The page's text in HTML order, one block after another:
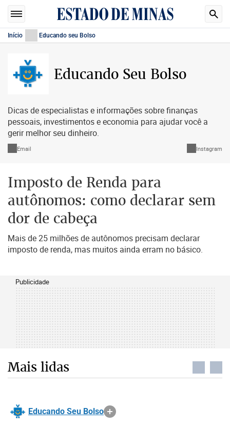
Início Educando seu Bolso
Educando Seu Bolso
Dicas de especialistas e informações sobre finanças
pessoais, investimentos e economia para ajudar você a
gerir melhor seu dinheiro.
Email Instagram
Imposto de Renda para
autônomos: como declarar sem
dor de cabeça
Mais de 25 milhões de autônomos precisam declarar
imposto de renda, mas muitos ainda erram no básico.
Publicidade
Mais lidas
Educando Seu Bolso